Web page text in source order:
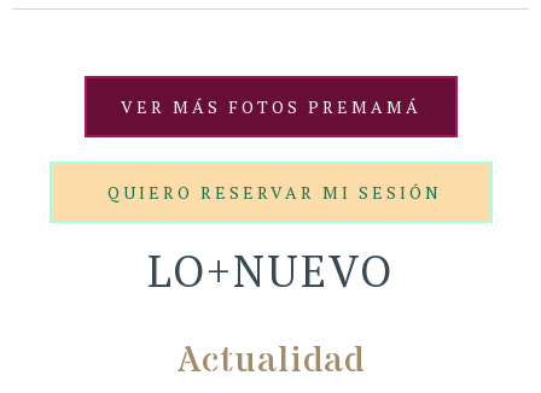
VER MÁS FOTOS PREMAMÁ
QUIERO RESERVAR MI SESIÓN
LO+NUEVO
Actualidad